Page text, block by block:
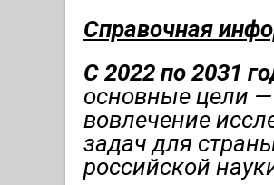
Справочная
С 2022 по 2031
основные цели —
вовлечение
задач для
российской